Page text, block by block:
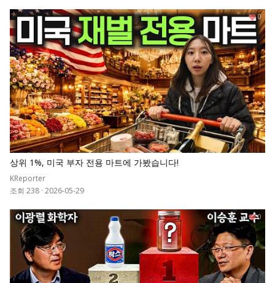
상위 1%, 미국 부자 전용 마트에 가봤습니다!
KReporter
조회 238 · 2026-05-29
0
0